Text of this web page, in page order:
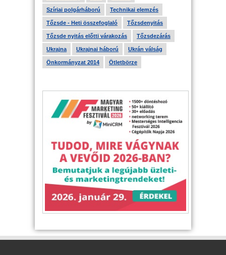
Szíriai polgárháború Technikai elemzés
Tőzsde - Heti összefoglaló Tőzsdenyitás
Tőzsde nyitás előtti várakozás Tőzsdezárás
Ukrajna Ukrajnai háború Ukrán válság
Önkormányzat 2014 Ötletbörze